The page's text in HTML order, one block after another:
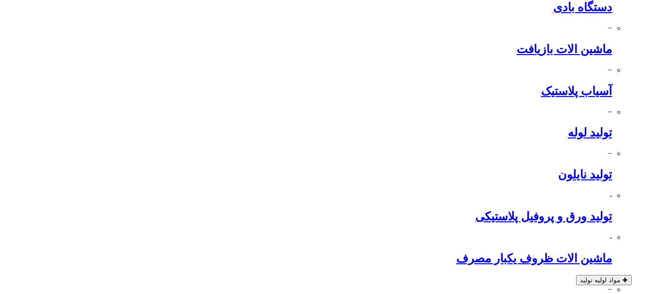
دستگاه بادی
−
ماشین الات بازیافت
−
آسیاب پلاستیک
−
تولید لوله
−
تولید نایلون
-
تولید ورق و پروفیل پلاستیکی
-
ماشین الات ظروف یکبار مصرف
✚ مواد اولیه تولید
−